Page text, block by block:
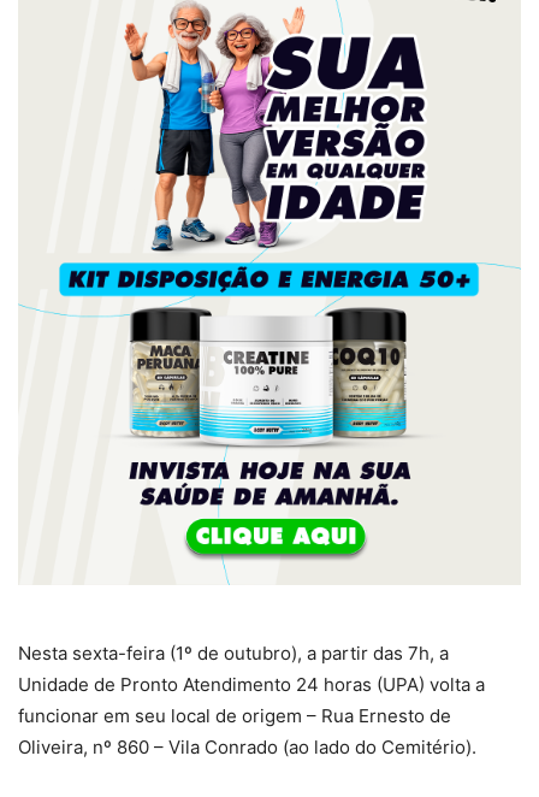
Nesta sexta-feira (1º de outubro), a partir das 7h, a
Unidade de Pronto Atendimento 24 horas (UPA) volta a
funcionar em seu local de origem – Rua Ernesto de
Oliveira, nº 860 – Vila Conrado (ao lado do Cemitério).